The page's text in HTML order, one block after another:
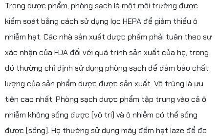
Trong dược phẩm, phòng sạch là một môi trường được
kiểm soát bằng cách sử dụng lọc HEPA để giảm thiểu ô
nhiễm hạt. Các nhà sản xuất dược phẩm phải tuân theo sự
xác nhận của FDA đối với quá trình sản xuất của họ, trong
đó thường chỉ định sử dụng phòng sạch để đảm bảo chất
lượng của sản phẩm dược được sản xuất. Vô trùng là ưu
tiên cao nhất. Phòng sạch dược phẩm tập trung vào cả ô
nhiễm không sống được (vô tri) và ô nhiễm có thể sống
được (sống). Họ thường sử dụng máy đếm hạt laze để đo